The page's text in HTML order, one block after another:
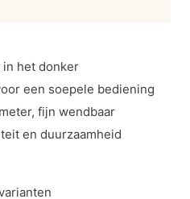
in het donker
een soepele bediening
fijn wendbaar
en duurzaamheid